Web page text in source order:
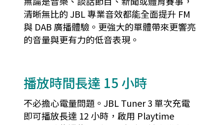
清晰無比的 JBL 專業音效都能全面提升 FM
與 DAB 廣播體驗。更強大的單體帶來更響亮
的音量與更有力的低音表現。
播放時間長達 15 小時
不必擔心電量問題。JBL Tuner 3 單次充電
即可播放長達 12 小時，啟用 Playtime